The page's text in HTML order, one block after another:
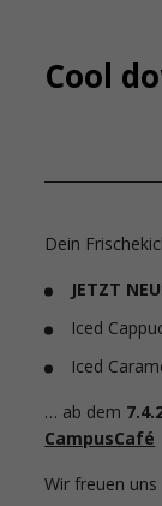
Cool
Dein
JETZT NEU
Iced
Iced
… ab dem
CampusCafé
Wir freuen uns